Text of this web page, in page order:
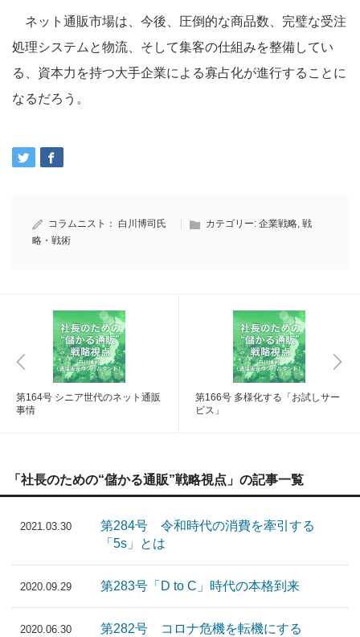
ネット通販市場は、今後、圧倒的な商品数、完璧な受注
処理システムと物流、そして集客の仕組みを整備してい
る、資本力を持つ大手企業による寡占化が進行することに
なるだろう。
コラムニスト： 白川博司氏 カテゴリー: 企業戦略, 戦
略・戦術
第164号 シニア世代のネット通販
事情
第166号 多様化する「お試しサー
ビス」
「社長のための“儲かる通販”戦略視点」の記事一覧
2021.03.30
第284号 令和時代の消費を牽引する
「5s」とは
2020.09.29 第283号「D to C」時代の本格到来
2020.06.30 第282号 コロナ危機を転機にする